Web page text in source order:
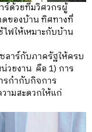
ร์ด้วยทีมวิศวกรผู้
ดของบ้าน ทิศทางที่
ฟให้เหมาะกับบ้าน
ลาร์กับภาครัฐให้ครบ
วยงาน คือ 1) การ
กำกับกิจการ
ามสะดวกให้แก่